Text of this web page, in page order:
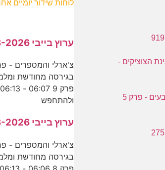
הצוציקים -
לוחות שידור יומיים
ערוץ בייבי 07-08-2026
בגירסה מחודשת
ולהתחפש
ערוץ בייבי 06-08-2026
בגירסה מחודשת